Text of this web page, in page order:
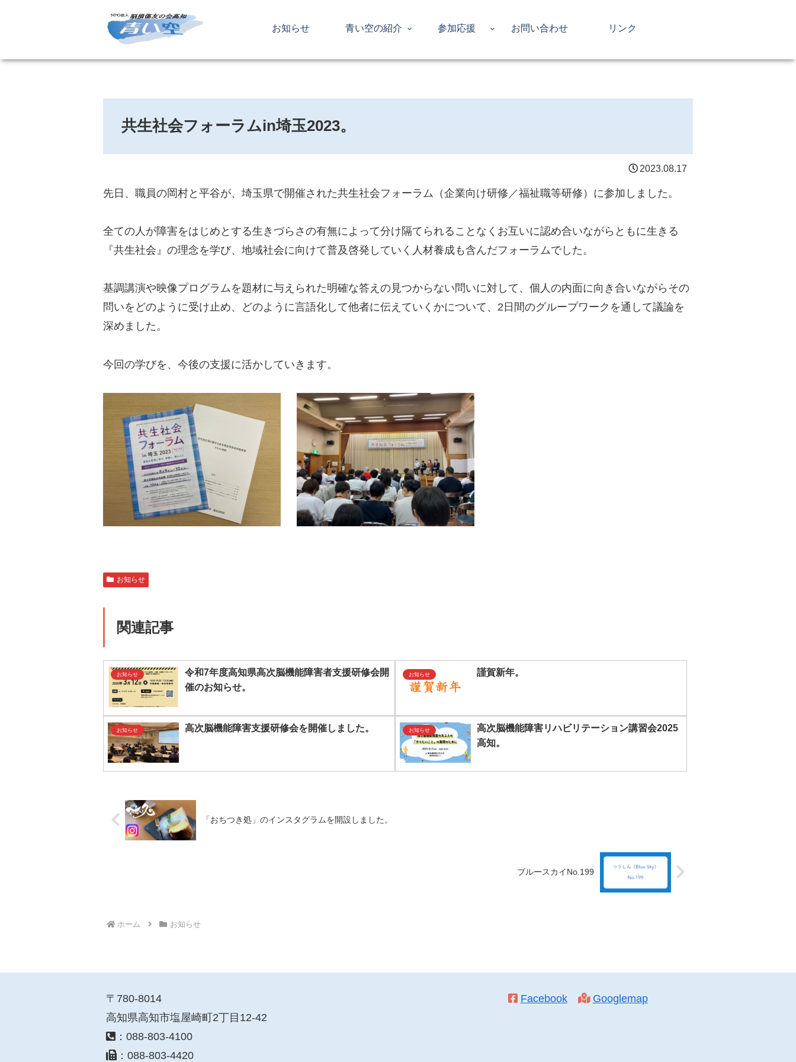
お知らせ 青い空の紹介 参加応援 お問い合わせ リンク
共生社会フォーラムin埼玉2023。
2023.08.17
先日、職員の岡村と平谷が、埼玉県で開催された共生社会フォーラム（企業向け研修／福祉職等研修）に参加しました。
全ての人が障害をはじめとする生きづらさの有無によって分け隔てられることなくお互いに認め合いながらともに生きる
『共生社会』の理念を学び、地域社会に向けて普及啓発していく人材養成も含んだフォーラムでした。
基調講演や映像プログラムを題材に与えられた明確な答えの見つからない問いに対して、個人の内面に向き合いながらその
問いをどのように受け止め、どのように言語化して他者に伝えていくかについて、2日間のグループワークを通して議論を
深めました。
今回の学びを、今後の支援に活かしていきます。
お知らせ
関連記事
お知らせ
令和7年度高知県高次脳機能障害者支援研修会開
催のお知らせ。
お知らせ 謹賀新年。
お知らせ 高次脳機能障害支援研修会を開催しました。 お知らせ
高次脳機能障害リハビリテーション講習会2025
高知。
「おちつき処」のインスタグラムを開設しました。
ブルースカイNo.199
ホーム お知らせ
〒780-8014
高知県高知市塩屋崎町2丁目12-42
：088-803-4100
：088-803-4420
Facebook Googlemap